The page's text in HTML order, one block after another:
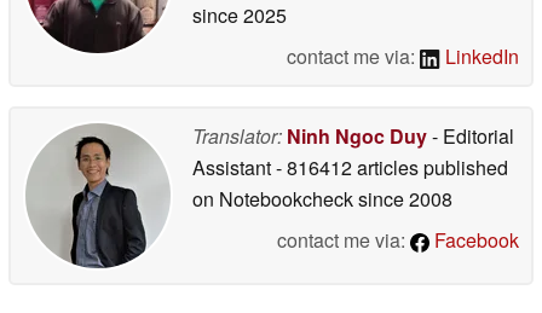
since 2025
contact me via:
LinkedIn
Translator: Ninh Ngoc Duy- Editorial
Assistant- 816412 articles published
on Notebookchecksince 2008
contact me via:
Facebook